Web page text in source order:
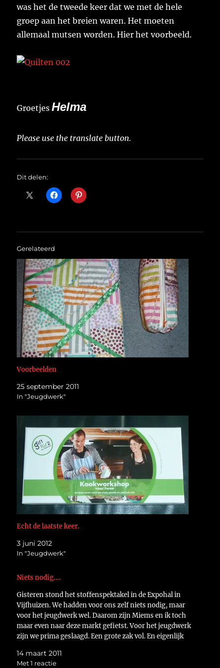
was het de tweede keer dat we met de hele
groep aan het breien waren. Het moeten
allemaal mutsen worden. Hier het voorbeeld.
Groetjes Helma
Please use the translate button.
Dit delen:
Gerelateerd
Voorbeelden
25 september 2011
In "Jeugdwerk"
Echt de laatste keer.
3 juni 2012
In "Jeugdwerk"
Niets nodig….
Gisteren stond het stoffenspektakel in de Expohal in
Vijfhuizen. We hadden voor ons zelf niets nodig, maar
voor het jeugdwerk wel. Daarom zijn Miems en ik toch
maar even naar deze markt gefietst. Voor het jeugdwerk
zijn we prima geslaagd. Een grote zak vol. En eigenlijk
14 maart 2011
Met 1 reactie